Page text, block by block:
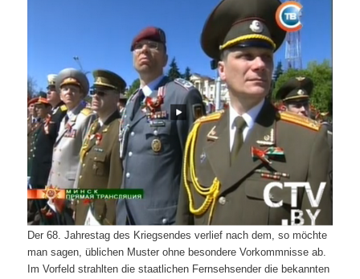
Der 68. Jahrestag des Kriegsendes verlief nach dem, so möchte
man sagen, üblichen Muster ohne besondere Vorkommnisse ab.
Im Vorfeld strahlten die staatlichen Fernsehsender die bekannten